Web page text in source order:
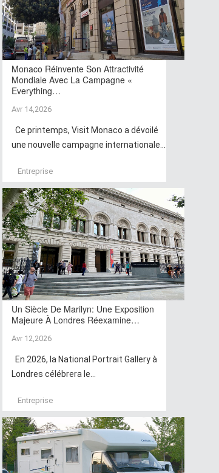
Monaco Réinvente Son Attractivité
Mondiale Avec La Campagne «
Everything…
Avr 14,2026
Ce printemps, Visit Monaco a dévoilé
une nouvelle campagne internationale...
Entreprise
Un Siècle De Marilyn: Une Exposition
Majeure À Londres Réexamine…
Avr 12,2026
En 2026, la National Portrait Gallery à
Londres célébrera le...
Entreprise